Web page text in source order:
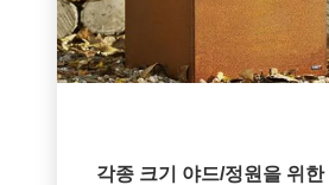
각종 크기 야드/정원을 위한